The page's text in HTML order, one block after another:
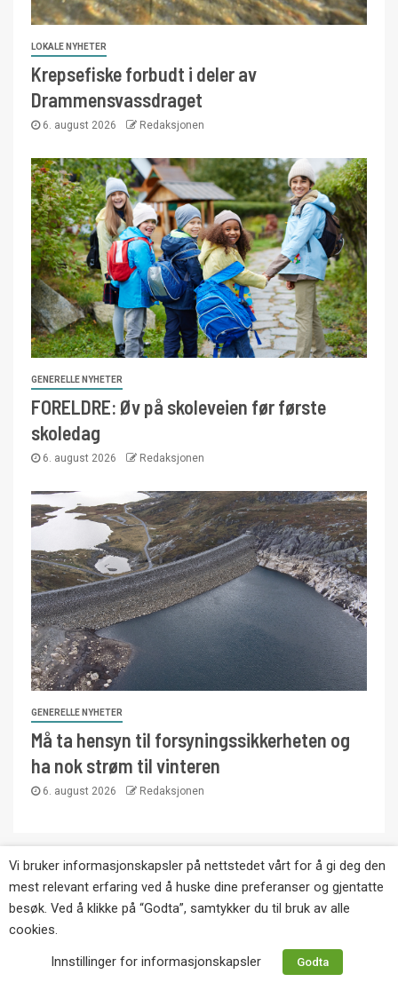
LOKALE NYHETER
Krepsefiske forbudt i deler av
Drammensvassdraget
6. august 2026 Redaksjonen
GENERELLE NYHETER
FORELDRE: Øv på skoleveien før første
skoledag
6. august 2026 Redaksjonen
GENERELLE NYHETER
Må ta hensyn til forsyningssikkerheten og
ha nok strøm til vinteren
6. august 2026 Redaksjonen
Copyright © Eikernytt.no utgis av Roy’s
Pressetjeneste. Kopiering av tekst, bilder og
annonser er ikke tillatt uten etter avtale med utgiver.
Websiden er laget i samarbeid med:
Vi bruker informasjonskapsler på nettstedet vårt for å gi deg den
mest relevant erfaring ved å huske dine preferanser og gjentatte
besøk. Ved å klikke på “Godta”, samtykker du til bruk av alle
cookies.
Innstillinger for informasjonskapsler
Godta